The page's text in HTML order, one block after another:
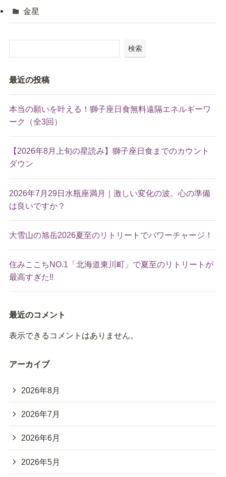
金星
検索
最近の投稿
本当の願いを叶える！獅子座日食無料遠隔エネルギーワ
ーク（全3回）
【2026年8月上旬の星読み】獅子座日食までのカウント
ダウン
2026年7月29日水瓶座満月｜激しい変化の波。心の準備
は良いですか？
大雪山の旭岳2026夏至のリトリートでパワーチャージ！
住みここちNO.1「北海道東川町」で夏至のリトリートが
最高すぎた!!
最近のコメント
表示できるコメントはありません。
アーカイブ
2026年8月
2026年7月
2026年6月
2026年5月